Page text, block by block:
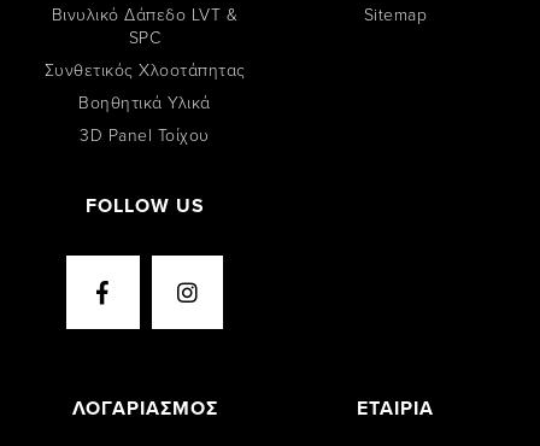
Βινυλικό Δάπεδο LVT &
SPC
Συνθετικός Χλοοτάπητας
Βοηθητικά Υλικά
3D Panel Τοίχου
FOLLOW US
Sitemap
ΛΟΓΑΡΙΑΣΜΟΣ ΕΤΑΙΡΙΑ